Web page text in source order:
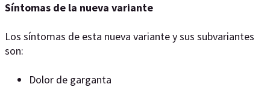
Síntomas de la nueva variante
Los síntomas de esta nueva variante y sus subvariantes
son:
Dolor de garganta